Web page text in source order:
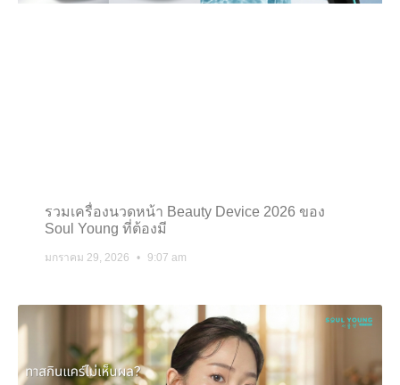
รวมเครื่องนวดหน้า Beauty Device 2026 ของ
Soul Young ที่ต้องมี
มกราคม 29, 2026 9:07 am